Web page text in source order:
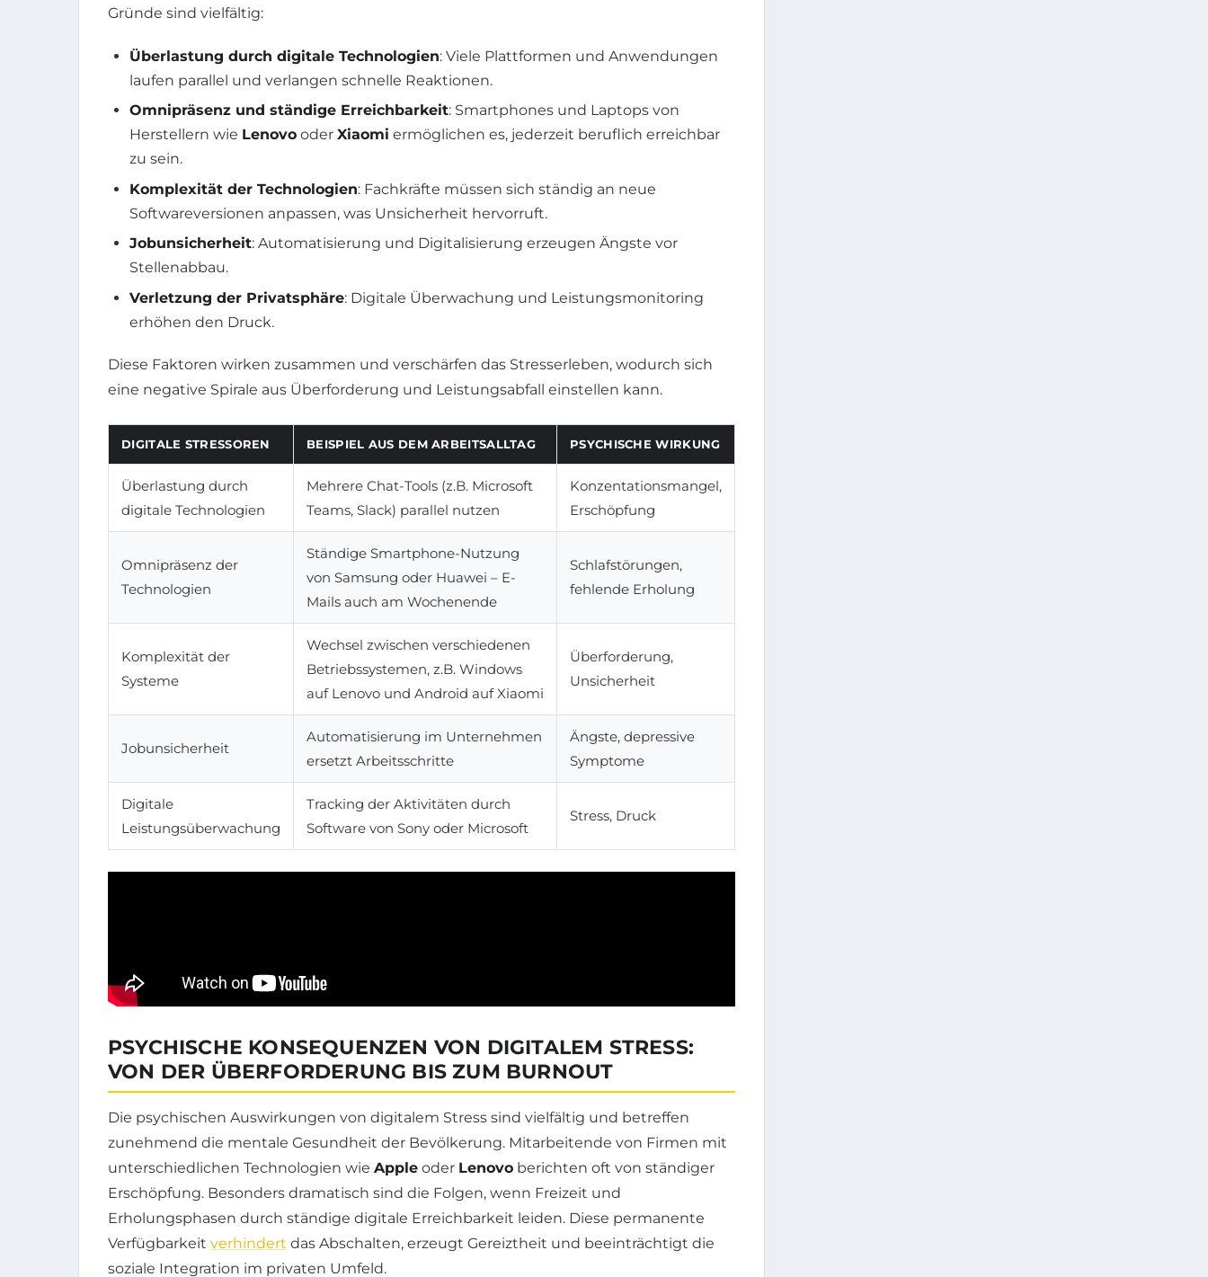
Gründe sind vielfältig:
Überlastung durch digitale Technologien: Viele Plattformen und Anwendungen
laufen parallel und verlangen schnelle Reaktionen.
Omnipräsenz und ständige Erreichbarkeit: Smartphones und Laptops von
Herstellern wie Lenovo oder Xiaomi ermöglichen es, jederzeit beruflich erreichbar
zu sein.
Komplexität der Technologien: Fachkräfte müssen sich ständig an neue
Softwareversionen anpassen, was Unsicherheit hervorruft.
Jobunsicherheit: Automatisierung und Digitalisierung erzeugen Ängste vor
Stellenabbau.
Verletzung der Privatsphäre: Digitale Überwachung und Leistungsmonitoring
erhöhen den Druck.
Diese Faktoren wirken zusammen und verschärfen das Stresserleben, wodurch sich
eine negative Spirale aus Überforderung und Leistungsabfall einstellen kann.
DIGITALE STRESSOREN BEISPIEL AUS DEM ARBEITSALLTAG PSYCHISCHE WIRKUNG
Überlastung durch
digitale Technologien
Mehrere Chat-Tools (z.B. Microsoft
Teams, Slack) parallel nutzen
Konzentationsmangel,
Erschöpfung
Omnipräsenz der
Technologien
Ständige Smartphone-Nutzung
von Samsung oder Huawei – E-
Mails auch am Wochenende
Schlafstörungen,
fehlende Erholung
Komplexität der
Systeme
Wechsel zwischen verschiedenen
Betriebssystemen, z.B. Windows
auf Lenovo und Android auf Xiaomi
Überforderung,
Unsicherheit
Jobunsicherheit
Automatisierung im Unternehmen
ersetzt Arbeitsschritte
Ängste, depressive
Symptome
Digitale
Leistungsüberwachung
Tracking der Aktivitäten durch
Software von Sony oder Microsoft
Stress, Druck
PSYCHISCHE KONSEQUENZEN VON DIGITALEM STRESS:
VON DER ÜBERFORDERUNG BIS ZUM BURNOUT
Die psychischen Auswirkungen von digitalem Stress sind vielfältig und betreffen
zunehmend die mentale Gesundheit der Bevölkerung. Mitarbeitende von Firmen mit
unterschiedlichen Technologien wie Apple oder Lenovo berichten oft von ständiger
Erschöpfung. Besonders dramatisch sind die Folgen, wenn Freizeit und
Erholungsphasen durch ständige digitale Erreichbarkeit leiden. Diese permanente
Verfügbarkeit verhindert das Abschalten, erzeugt Gereiztheit und beeinträchtigt die
soziale Integration im privaten Umfeld.